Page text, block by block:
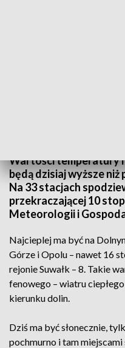
Wartości temperatury
będą dzisiaj wyższe
Na 33 stacjach
przekraczającej 10
Meteorologii i
Najcieplej ma być na
Górze i Opolu – nawet 16
rejonie Suwałk – 8. Takie
fenowego – wiatru
kierunku dolin.
Dziś ma być słonecznie,
pochmurno i tam miejscami